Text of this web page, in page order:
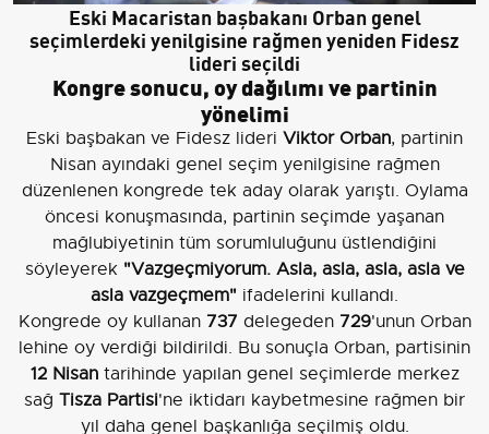
Eski Macaristan başbakanı Orban genel
seçimlerdeki yenilgisine rağmen yeniden Fidesz
lideri seçildi
Kongre sonucu, oy dağılımı ve partinin
yönelimi
Eski başbakan ve Fidesz lideri Viktor Orban, partinin
Nisan ayındaki genel seçim yenilgisine rağmen
düzenlenen kongrede tek aday olarak yarıştı. Oylama
öncesi konuşmasında, partinin seçimde yaşanan
mağlubiyetinin tüm sorumluluğunu üstlendiğini
söyleyerek "Vazgeçmiyorum. Asla, asla, asla, asla ve
asla vazgeçmem" ifadelerini kullandı.
Kongrede oy kullanan 737 delegeden 729'unun Orban
lehine oy verdiği bildirildi. Bu sonuçla Orban, partisinin
12 Nisantarihinde yapılan genel seçimlerde merkez
sağ Tisza Partisi'ne iktidarı kaybetmesine rağmen bir
yıl daha genel başkanlığa seçilmiş oldu.